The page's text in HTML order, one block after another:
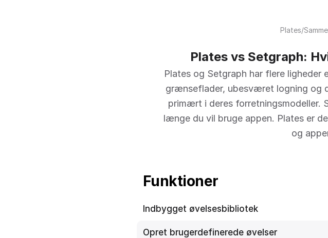
Plates/
Plates vs Setgraph:
Plates og Setgraph har flere ligheder
grænseflader, ubesværet logning og
primært i deres forretningsmodeller.
længe du vil bruge appen. Plates er
og
Funktioner
Indbygget øvelsesbibliotek
Opret brugerdefinerede øvelser